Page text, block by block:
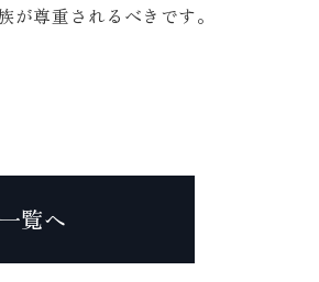
尊重されるべきです。
覧へ